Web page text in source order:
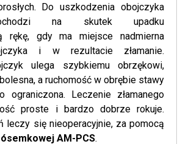
Do uszkodzenia obojczyka
na skutek upadku
rękę, gdy ma miejsce nadmierna
i w rezultacie złamanie.
ulega szybkiemu obrzękowi,
a ruchomość w obrębie stawy
ograniczona. Leczenie złamanego
proste i bardzo dobrze rokuje.
leczy się nieoperacyjnie, za pomocą
AM-PCS.